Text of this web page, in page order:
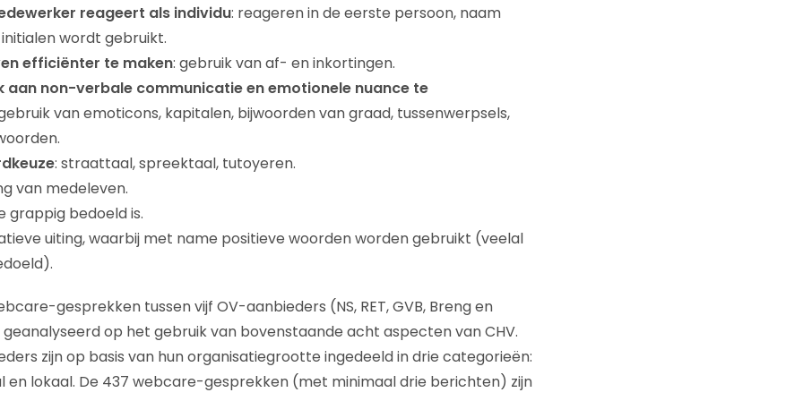
reageert als individu: reageren in de eerste persoon, naam
wordt gebruikt.
efficiënter te maken: gebruik van af- en inkortingen.
aan non-verbale communicatie en emotionele nuance te
van emoticons, kapitalen, bijwoorden van graad, tussenwerpsels,
: straattaal, spreektaal, tutoyeren.
van medeleven.
grappig bedoeld is.
uiting, waarbij met name positieve woorden worden gebruikt (veelal
gesprekken tussen vijf OV-aanbieders (NS, RET, GVB, Breng en
op het gebruik van bovenstaande acht aspecten van CHV.
zijn op basis van hun organisatiegrootte ingedeeld in drie categorieën:
en lokaal. De 437 webcare-gesprekken (met minimaal drie berichten) zijn